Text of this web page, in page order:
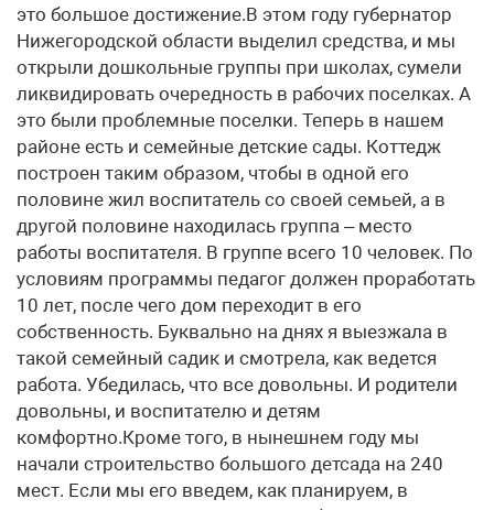
это большое достижение.В этом году губернатор
Нижегородской области выделил средства, и мы
открыли дошкольные группы при школах, сумели
ликвидировать очередность в рабочих поселках. А
это были проблемные поселки. Теперь в нашем
районе есть и семейные детские сады. Коттедж
построен таким образом, чтобы в одной его
половине жил воспитатель со своей семьей, а в
другой половине находилась группа – место
работы воспитателя. В группе всего 10 человек. По
условиям программы педагог должен проработать
10 лет, после чего дом переходит в его
собственность. Буквально на днях я выезжала в
такой семейный садик и смотрела, как ведется
работа. Убедилась, что все довольны. И родители
довольны, и воспитателю и детям
комфортно.Кроме того, в нынешнем году мы
начали строительство большого детсада на 240
мест. Если мы его введем, как планируем, в